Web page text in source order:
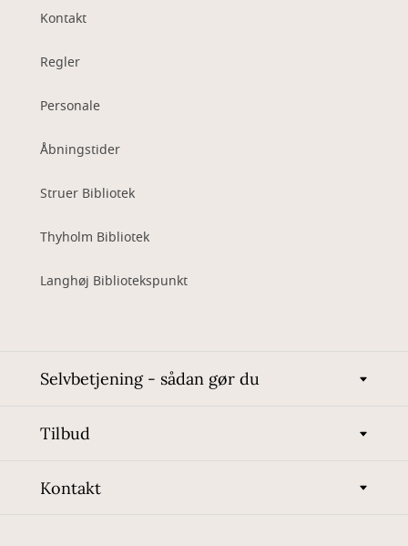
Kontakt
Regler
Personale
Åbningstider
Struer Bibliotek
Thyholm Bibliotek
Langhøj Bibliotekspunkt
Selvbetjening - sådan gør du
Tilbud
Kontakt